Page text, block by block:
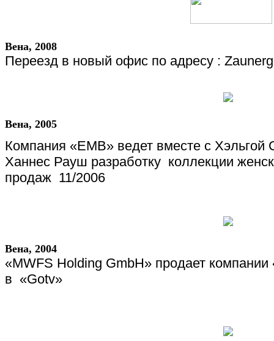
Вена, 2008
Переезд в новый офис по адресу :
Вена, 2005
Компания «EMB» ведет вместе с
Ханнес Рауш разработку коллекции
продаж 11/2006
Вена, 2004
«MWFS Holding GmbH» продает компании
в «Gotv»